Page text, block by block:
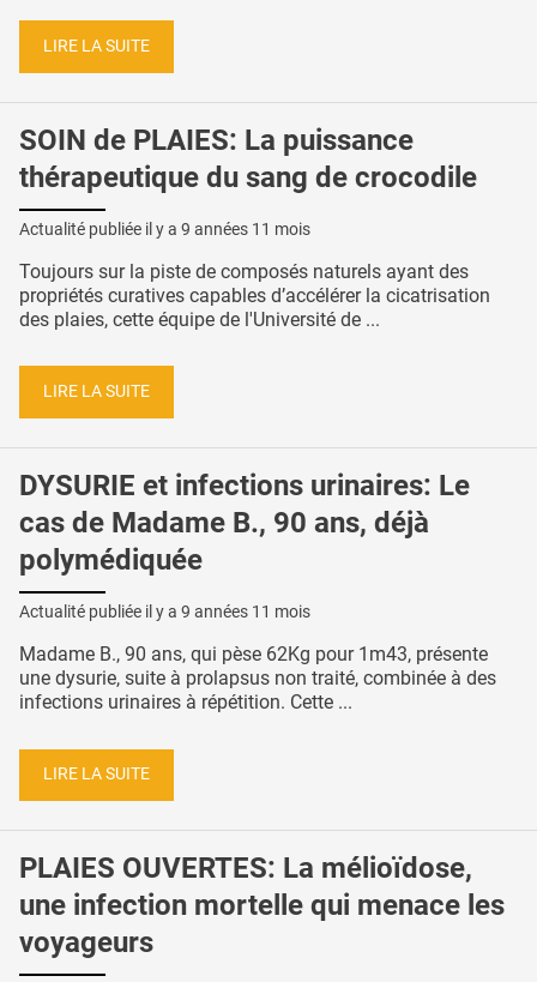
LIRE LA SUITE
SOIN de PLAIES: La puissance
thérapeutique du sang de crocodile
Actualité publiée il y a 9 années 11 mois
Toujours sur la piste de composés naturels ayant des
propriétés curatives capables d’accélérer la cicatrisation
des plaies, cette équipe de l'Université de ...
LIRE LA SUITE
DYSURIE et infections urinaires: Le
cas de Madame B., 90 ans, déjà
polymédiquée
Actualité publiée il y a 9 années 11 mois
Madame B., 90 ans, qui pèse 62Kg pour 1m43, présente
une dysurie, suite à prolapsus non traité, combinée à des
infections urinaires à répétition. Cette ...
LIRE LA SUITE
PLAIES OUVERTES: La mélioïdose,
une infection mortelle qui menace les
voyageurs